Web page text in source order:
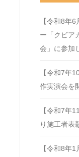
【令和8年
ー「クビア
会」に参加
【令和7年
作実演会を
【令和7年
り施工者表
【令和8年